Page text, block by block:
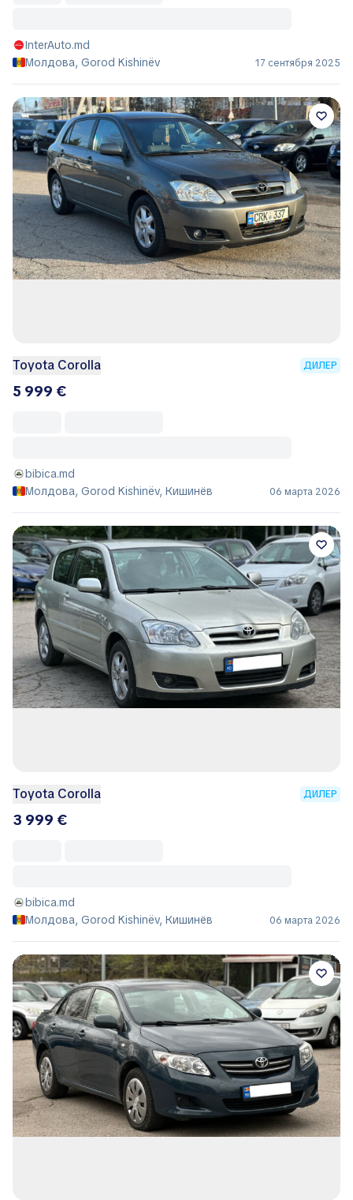
InterAuto.md
Молдова, Gorod Kishinëv
17 сентября 2025
Toyota Corolla ДИЛЕР
5 999 €
bibica.md
Молдова, Gorod Kishinëv, Кишинёв
06 марта 2026
Toyota Corolla ДИЛЕР
3 999 €
bibica.md
Молдова, Gorod Kishinëv, Кишинёв
06 марта 2026